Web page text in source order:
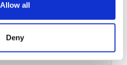
Allow all
Deny
-40至+75